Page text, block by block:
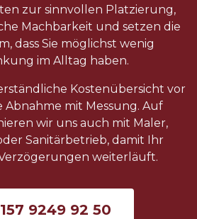
zur sinnvollen Platzierung,
Machbarkeit und setzen die
dass Sie möglichst wenig
im Alltag haben.
Kostenübersicht vor
Abnahme mit Messung. Auf
wir uns auch mit Maler,
Sanitärbetrieb, damit Ihr
weiterläuft.
9249 92 50